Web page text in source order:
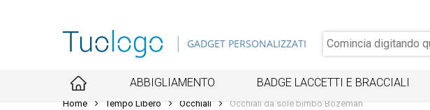
GADGET PERSONALIZZATI
ABBIGLIAMENTO
BADGE LACCETTI E BRACCIALI
Home Tempo Libero Occhiali Occhiali da sole bimbo Bozeman